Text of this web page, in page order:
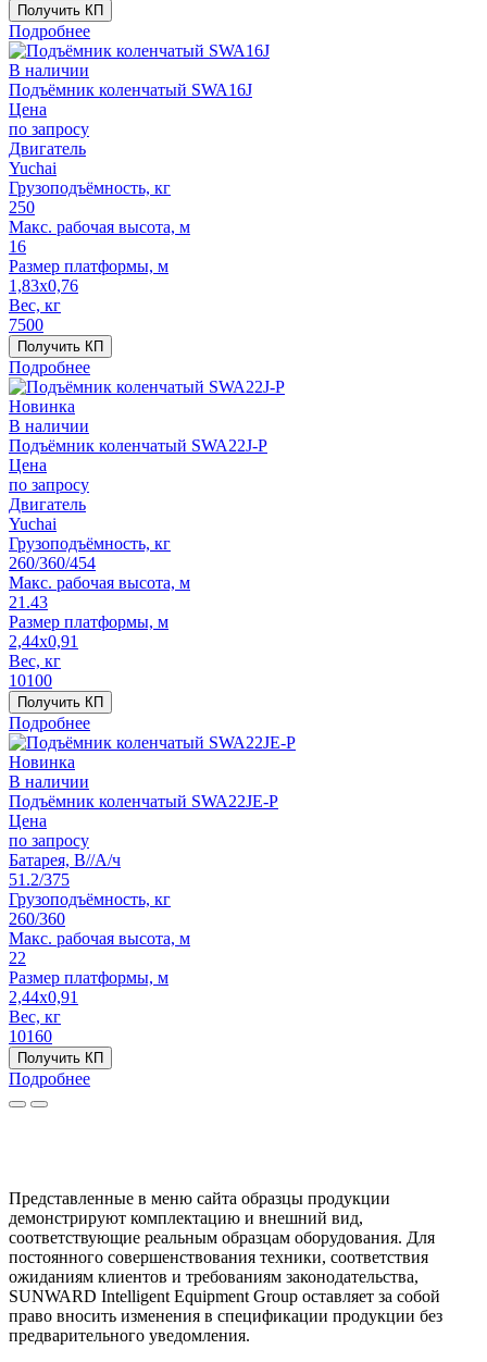
Получить КП
Подробнее
В наличии
Подъёмник коленчатый SWA16J
Цена
по запросу
Двигатель
Yuchai
Грузоподъёмность, кг
250
Макс. рабочая высота, м
16
Размер платформы, м
1,83x0,76
Вес, кг
7500
Получить КП
Подробнее
Новинка
В наличии
Подъёмник коленчатый SWA22J-P
Цена
по запросу
Двигатель
Yuchai
Грузоподъёмность, кг
260/360/454
Макс. рабочая высота, м
21.43
Размер платформы, м
2,44x0,91
Вес, кг
10100
Получить КП
Подробнее
Новинка
В наличии
Подъёмник коленчатый SWA22JE-P
Цена
по запросу
Батарея, В//А/ч
51.2/375
Грузоподъёмность, кг
260/360
Макс. рабочая высота, м
22
Размер платформы, м
2,44x0,91
Вес, кг
10160
Получить КП
Подробнее
Представленные в меню сайта образцы продукции
демонстрируют комплектацию и внешний вид,
соответствующие реальным образцам оборудования. Для
постоянного совершенствования техники, соответствия
ожиданиям клиентов и требованиям законодательства,
SUNWARD Intelligent Equipment Group оставляет за собой
право вносить изменения в спецификации продукции без
предварительного уведомления.